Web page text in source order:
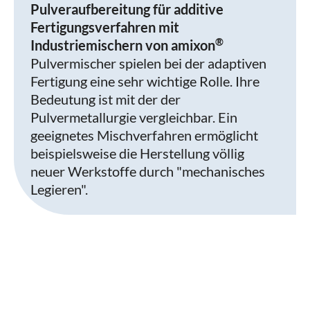
Pulveraufbereitung für additive
Fertigungsverfahren mit
Industriemischern von amixon®
Pulvermischer spielen bei der adaptiven
Fertigung eine sehr wichtige Rolle. Ihre
Bedeutung ist mit der der
Pulvermetallurgie vergleichbar. Ein
geeignetes Mischverfahren ermöglicht
beispielsweise die Herstellung völlig
neuer Werkstoffe durch "mechanisches
Legieren".